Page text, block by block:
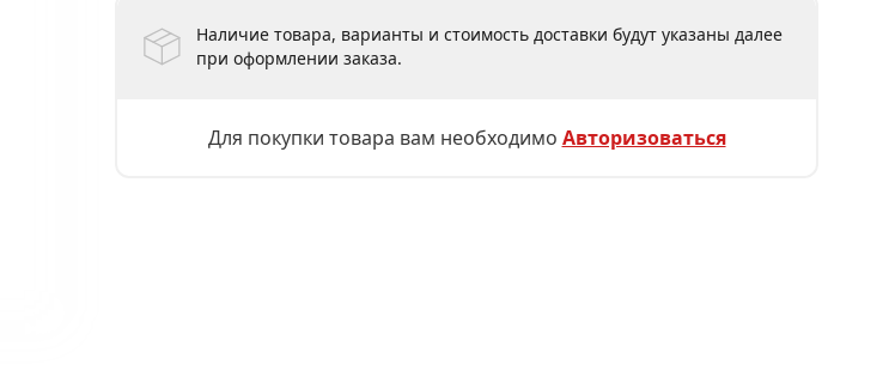
Наличие товара, варианты и стоимость доставки будут указаны далее
при оформлении заказа.
Для покупки товара вам необходимо Авторизоваться